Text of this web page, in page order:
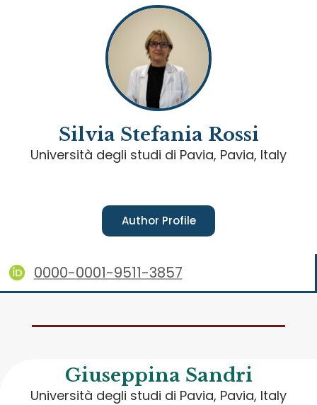
Silvia Stefania Rossi
Università degli studi di Pavia, Pavia, Italy
Author Profile
0000-0001-9511-3857
Giuseppina Sandri
Università degli studi di Pavia, Pavia, Italy